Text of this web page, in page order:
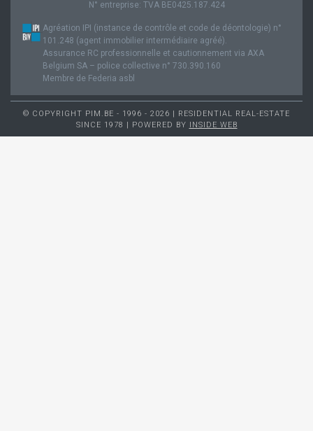
N° entreprise: TVA BE0425.187.424
Agréation IPI (instance de contrôle et code de déontologie) n°
101.248 (agent immobilier intermédiaire agréé).
Assurance RC professionnelle et cautionnement via AXA
Belgium SA – police collective n° 730.390.160
Membre de Federia asbl
© COPYRIGHT PIM.BE - 1996 - 2026 | RESIDENTIAL REAL-ESTATE
SINCE 1978 | POWERED BY INSIDE WEB